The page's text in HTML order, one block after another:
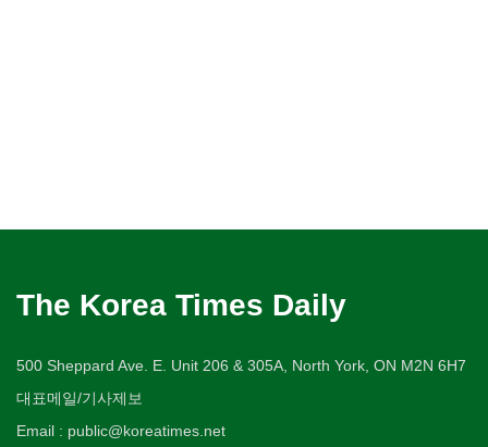
The Korea Times Daily
500 Sheppard Ave. E. Unit 206 & 305A, North York, ON M2N 6H7
대표메일/기사제보
Email : public@koreatimes.net